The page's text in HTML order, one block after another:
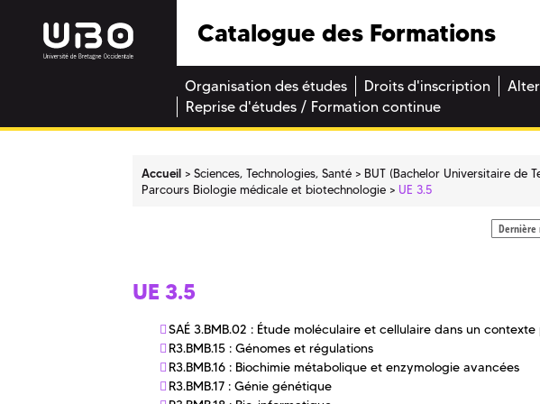
Catalogue des Formations
Organisation des études Droits d'inscription
Reprise d'études / Formation continue
Accueil Sciences, Technologies, Santé BUT (Bachelor Universitaire de
Parcours Biologie médicale et biotechnologie
UE 3.5
Dernière
UE 3.5
SAÉ 3.BMB.02 : Étude moléculaire et cellulaire dans un
R3.BMB.15 : Génomes et régulations
R3.BMB.16 : Biochimie métabolique et enzymologie avancées
R3.BMB.17 : Génie génétique